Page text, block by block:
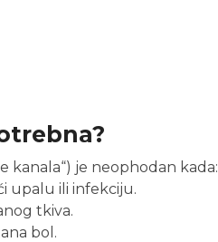
je neophodan kada:
upalu ili infekciju.
tkiva.
bol.